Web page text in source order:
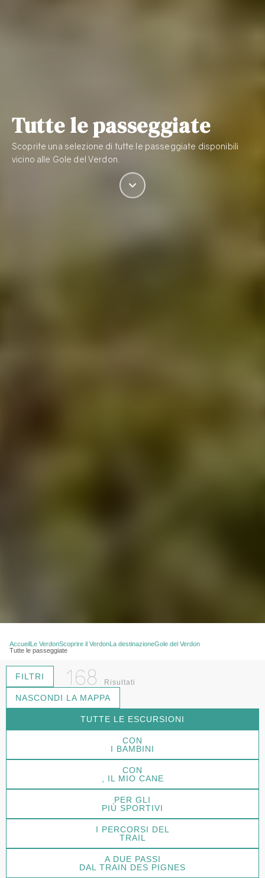
Tutte le passeggiate
Scoprite una selezione di tutte le passeggiate disponibili
vicino alle Gole del Verdon.
AccueilLe VerdonScoprire il VerdonLa destinazioneGole del Verdon
Tutte le passeggiate
FILTRI 168 Risultati
TUTTE LE ESCURSIONI
CON
I BAMBINI
CON
, IL MIO CANE
PER GLI
PIÙ SPORTIVI
I PERCORSI DEL
TRAIL
A DUE PASSI
DAL TRAIN DES PIGNES
NASCONDI LA MAPPA